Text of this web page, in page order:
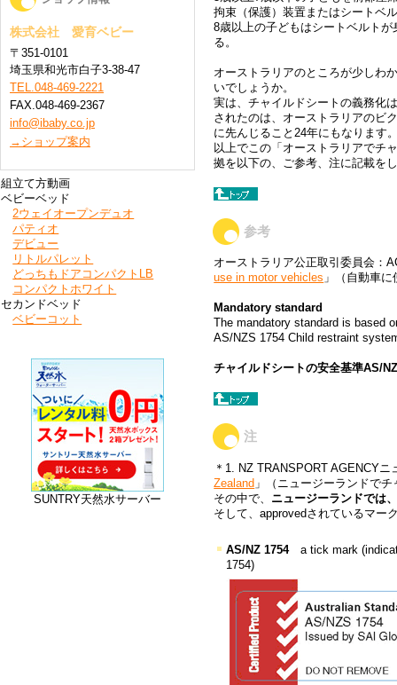
拘束（保護）装置またはシートベ
8歳以上の子どもはシートベルト
る。
オーストラリアのところが少しわ
いでしょうか。
実は、チャイルドシートの義務化
されたのは、オーストラリアのビ
に先んじること24年にもなりま
以上でこの「オーストラリアでチ
拠を以下の、ご参考、注に記載を
参考
オーストラリア公正取引委員会：
use in motor vehicles 」（自動車
Mandatory standard
The mandatory standard is based
AS/NZS 1754 Child restraint
チャイルドシートの安全基準AS/
注
＊1. NZ TRANSPORT AGENCY
Zealand 」（ニュージーランドで
その中で、 ニュージーランドでは
そして、approvedされているマー
AS/NZ 1754a tick mark
1754)
株式会社 愛育ベビー
〒351-0101
埼玉県和光市白子3-38-47
TEL.048-469-2221
FAX.048-469-2367
info@ibaby.co.jp
→ショップ案内
組立て方動画
ベビーベッド
2ウェイオープンデュオ
パティオ
デビュー
リトルパレット
どっちもドアコンパクトLB
コンパクトホワイト
セカンドベッド
ベビーコット
SUNTRY天然水サーバー